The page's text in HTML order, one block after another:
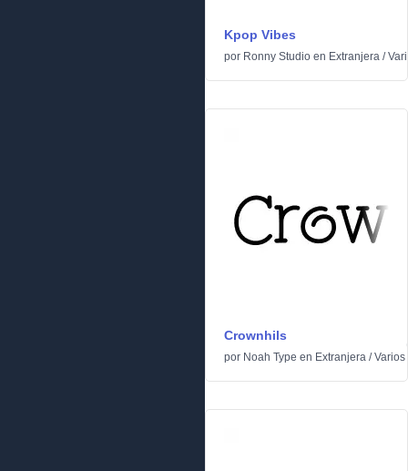
Kpop Vibes
por Ronny Studio en Extranjera /
Crownhils
por Noah Type en Extranjera /Varios